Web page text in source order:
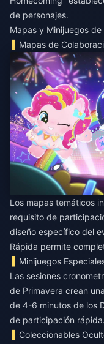
de personajes.
Mapas y Minijuegos de
Mapas de
Los mapas temáticos
requisito de
diseño específico del
Rápida permite
Minijuegos
Las sesiones
de Primavera crean
de 4-6 minutos de los
de participación rápida.
Coleccionables